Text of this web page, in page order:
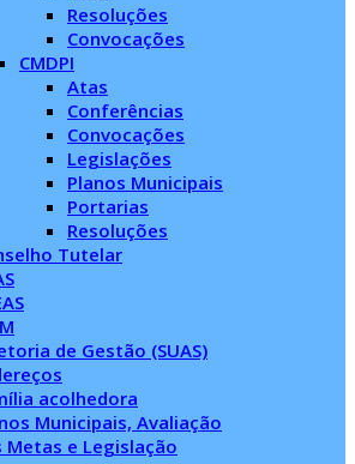
Resoluções
Convocações
CMDPI
Atas
Conferências
Convocações
Legislações
Planos Municipais
Portarias
Resoluções
Tutelar
de Gestão (SUAS)
acolhedora
Municipais, Avaliação
Metas e Legislação